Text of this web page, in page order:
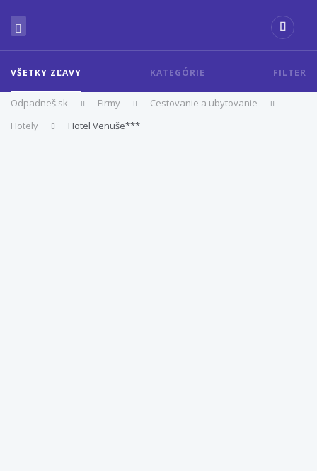
VŠETKY ZĽAVY KATEGÓRIE FILTER
Odpadneš.sk Firmy
Cestovanie a ubytovanie
Hotely
Hotel Venuše***